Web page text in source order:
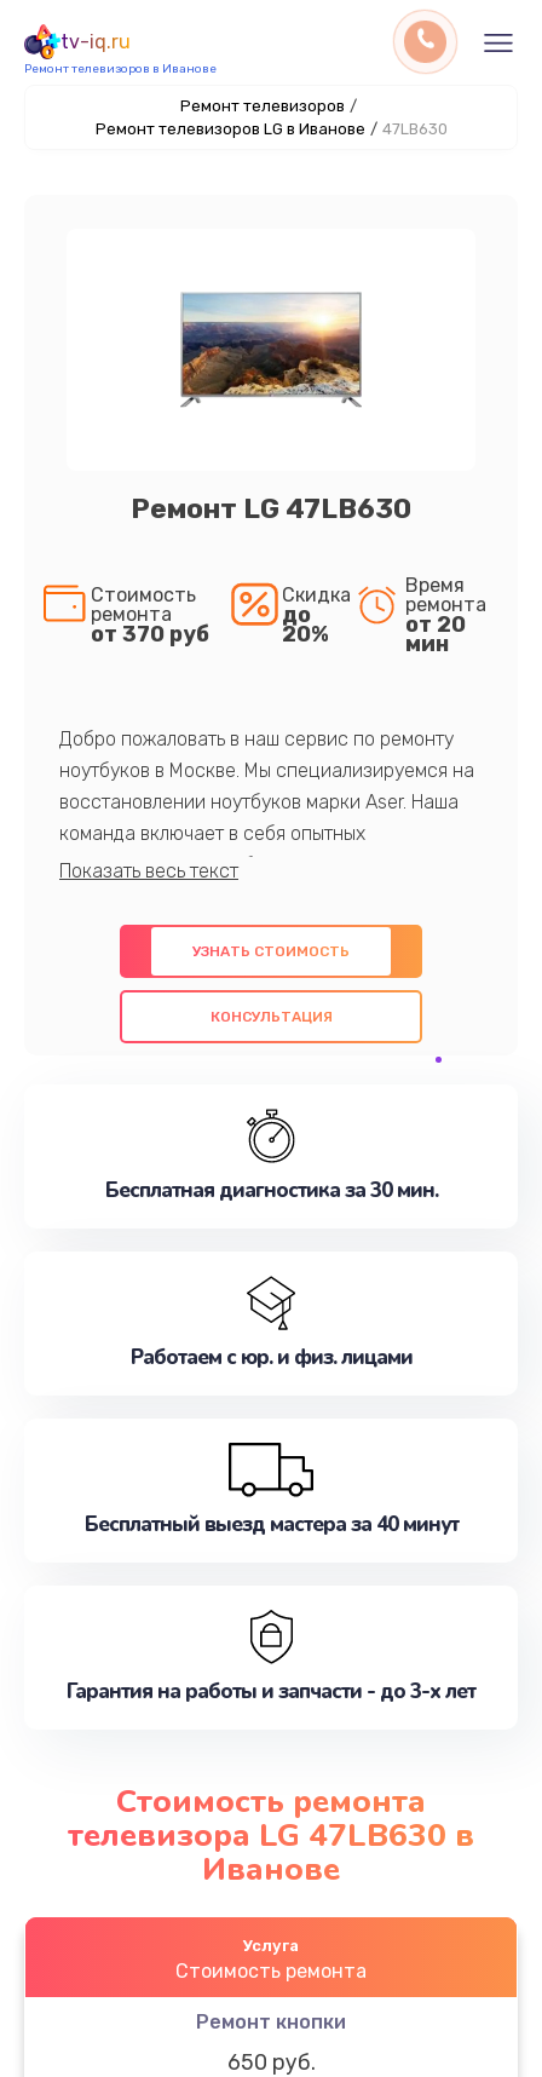
tv-iq.ru
Ремонт телевизоров в Иванове
Ремонт телевизоров /
Ремонт телевизоров LG в Иванове / 47LB630
Ремонт LG 47LB630
Стоимость
ремонта
от 370 руб
Скидка
до
20%
Время
ремонта
от 20
мин
Добро пожаловать в наш сервис по ремонту
ноутбуков в Москве. Мы специализируемся на
восстановлении ноутбуков марки Aser. Наша
команда включает в себя опытных
профессионалов с обширными знаниями и
предлагаем быстрый и качественный ремонт с
использованием оригинальных компонентов, а
также гарантируем качество всех
проведенных работ. Наша цель - предоставить
наилучшим образом. Не медлите записаться на
УЗНАТЬ СТОИМОСТЬ
КОНСУЛЬТАЦИЯ
Бесплатная диагностика за 30 мин.
Работаем с юр. и физ. лицами
Бесплатный выезд мастера за 40 минут
Гарантия на работы и запчасти - до 3-х лет
Стоимость ремонта
телевизора LG 47LB630 в
Иванове
Услуга
Стоимость ремонта
Ремонт кнопки
650 руб.